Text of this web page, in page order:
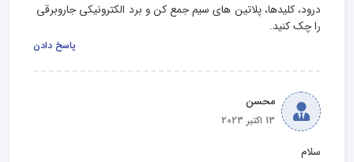
درود، کلیدها، پلاتین های سیم جمع کن و برد الکترونیکی جاروبرقی
را چک کنید.
پاسخ دادن
محسن
13 اکتبر 2023